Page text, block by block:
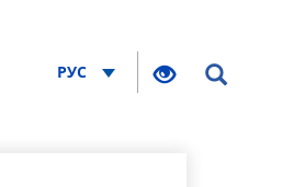
РУС